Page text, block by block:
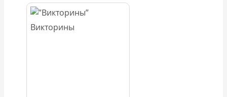
Викторины